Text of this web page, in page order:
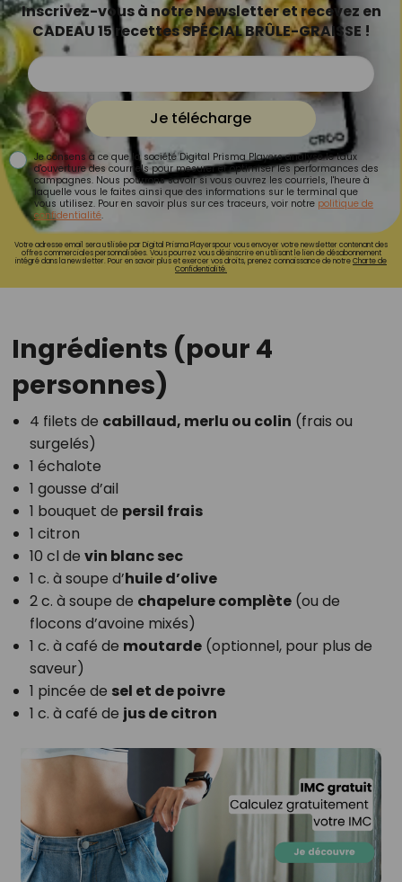
Inscrivez-vous à notre Newsletter et recevez en
CADEAU 15 recettes SPÉCIAL BRÛLE-GRAISSE !
Je télécharge
Je consens à ce que la société Digital Prisma Players analyse le taux
d'ouverture des courriels pour mesurer et optimiser les performances des
campagnes. Nous pourrons savoir si vous ouvrez les courriels, l'heure à
laquelle vous le faites ainsi que des informations sur le terminal que
vous utilisez. Pour en savoir plus sur ces traceurs, voir notre politique de
confidentialité.
Votre adresse email sera utilisée par Digital Prisma Playerspour vous envoyer votre newsletter contenant des
offres commerciales personnalisées. Vous pourrez vous désinscrire en utilisant le lien de désabonnement
intégré dans la newsletter. Pour en savoir plus et exercer vos droits, prenez connaissance de notreCharte de
Confidentialité.
Ingrédients (pour 4
personnes)
4 filets de cabillaud, merlu ou colin (frais ou
surgelés)
1 échalote
1 gousse d’ail
1 bouquet de persil frais
1 citron
10 cl de vin blanc sec
1 c. à soupe d’huile d’olive
2 c. à soupe de chapelure complète(ou de
flocons d’avoine mixés)
1 c. à café de moutarde(optionnel, pour plus de
saveur)
1 pincée de sel et de poivre
1 c. à café de jus de citron